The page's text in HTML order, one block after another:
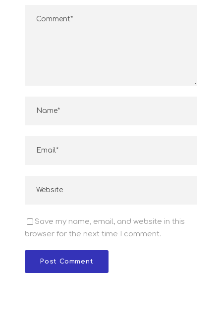
Save my name, email, and website in this
browser for the next time I comment.